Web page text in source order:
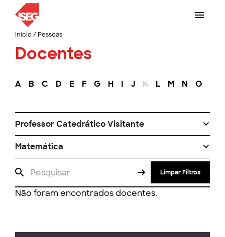
Início/ Pessoas
Docentes
A B C D E F G H I J K L M N O
Professor Catedrático Visitante
Matemática
Limpar Filtros
Não foram encontrados docentes.